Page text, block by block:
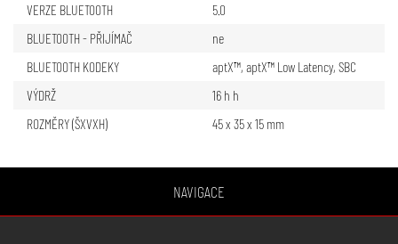
VERZE BLUETOOTH
5.0
BLUETOOTH - PŘIJÍMAČ
ne
BLUETOOTH KODEKY
aptX™, aptX™ Low Latency, SBC
VÝDRŽ
16 h h
ROZMĚRY (ŠXVXH)
45 x 35 x 15 mm
NAVIGACE